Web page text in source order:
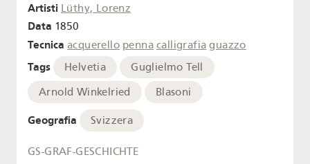
Artisti Lüthy, Lorenz
Data 1850
Tecnica acquerello penna calligrafia guazzo
Tags Helvetia
Guglielmo Tell
Arnold Winkelried
Blasoni
Geografia Svizzera
GS-GRAF-GESCHICHTE